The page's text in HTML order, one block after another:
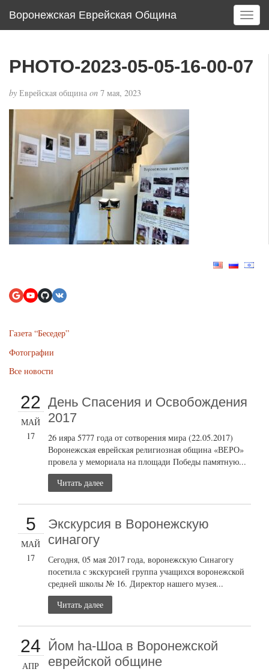
Воронежская Еврейская Община
T
o
l
PHOTO-2023-05-05-16-00-07
by Еврейская община on 7 мая, 2023
Газета “Беседер”
Фотографии
Все новости
22
МАЙ
17
День Спасения и Освобождения
2017
26 ияра 5777 года от сотворения мира (22.05.2017)
Воронежская еврейская религиозная община «ВЕРО»
провела у мемориала на площади Победы памятную...
Читать далее
5
МАЙ
17
Экскурсия в Воронежскую
синагогу
Сегодня, 05 мая 2017 года, воронежскую Синагогу
посетила с экскурсией группа учащихся воронежской
средней школы № 16. Директор нашего музея...
Читать далее
24
АПР
Йом ha-Шоа в Воронежской
еврейской общине